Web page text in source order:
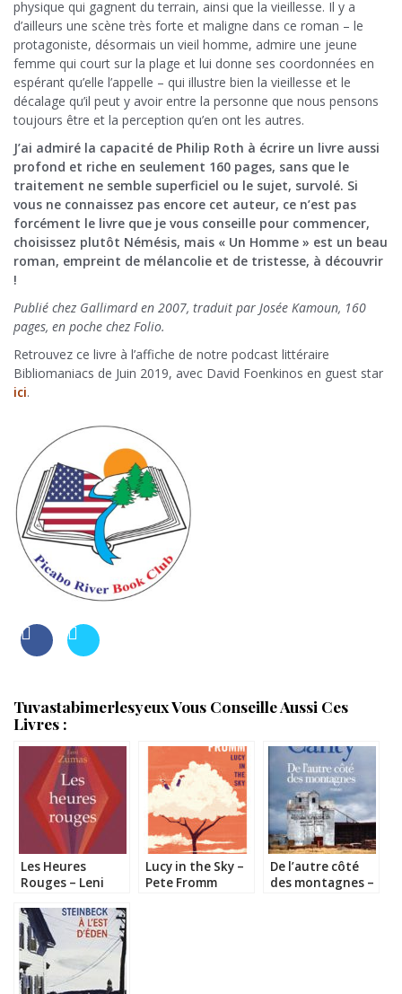
physique qui gagnent du terrain, ainsi que la vieillesse. Il y a
d’ailleurs une scène très forte et maligne dans ce roman – le
protagoniste, désormais un vieil homme, admire une jeune
femme qui court sur la plage et lui donne ses coordonnées en
espérant qu’elle l’appelle – qui illustre bien la vieillesse et le
décalage qu’il peut y avoir entre la personne que nous pensons
toujours être et la perception qu’en ont les autres.
J’ai admiré la capacité de Philip Roth à écrire un livre aussi
profond et riche en seulement 160 pages, sans que le
traitement ne semble superficiel ou le sujet, survolé. Si
vous ne connaissez pas encore cet auteur, ce n’est pas
forcément le livre que je vous conseille pour commencer,
choisissez plutôt Némésis, mais « Un Homme » est un beau
roman, empreint de mélancolie et de tristesse, à découvrir
!
Publié chez Gallimard en 2007, traduit par Josée Kamoun, 160
pages, en poche chez Folio.
Retrouvez ce livre à l’affiche de notre podcast littéraire
Bibliomaniacs de Juin 2019, avec David Foenkinos en guest star
ici.
Tuvastabimerlesyeux Vous Conseille Aussi Ces
Livres :
Les Heures
Rouges – Leni
Lucy in the Sky –
Pete Fromm
De l’autre côté
des montagnes –